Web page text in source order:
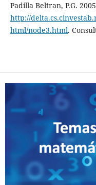
Padilla Beltran, P.G.
http://
html/node3.html.